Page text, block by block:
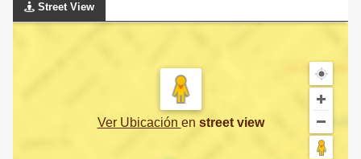
Street View
Ver Ubicación en street view